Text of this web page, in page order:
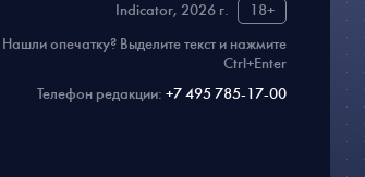
Indicator, 2026 г.
18+
Нашли опечатку? Выделите текст и нажмите
Ctrl+Enter
Телефон редакции: +7 495 785-17-00